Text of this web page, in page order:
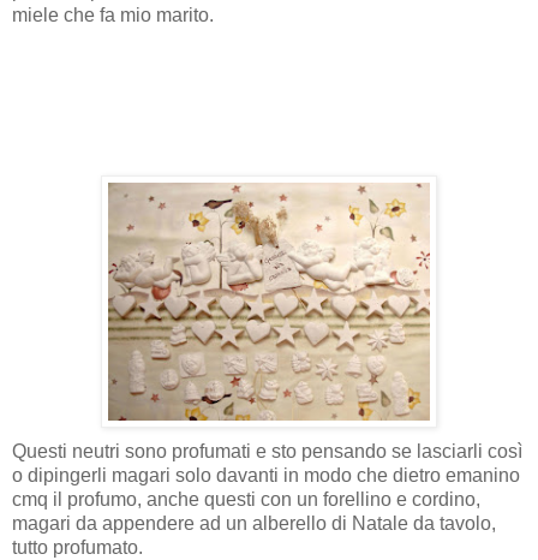
miele che fa mio marito.
Questi neutri sono profumati e sto pensando se lasciarli così
o dipingerli magari solo davanti in modo che dietro emanino
cmq il profumo, anche questi con un forellino e cordino,
magari da appendere ad un alberello di Natale da tavolo,
tutto profumato.